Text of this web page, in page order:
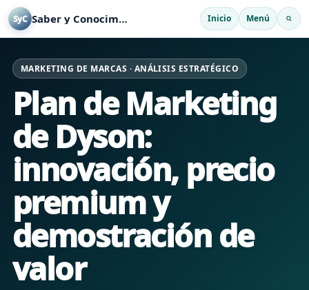
SyC Saber y Conocimiento Inicio Menú
MARKETING DE MARCAS · ANÁLISIS ESTRATÉGICO
Plan de Marketing
de Dyson:
innovación, precio
premium y
demostración de
valor